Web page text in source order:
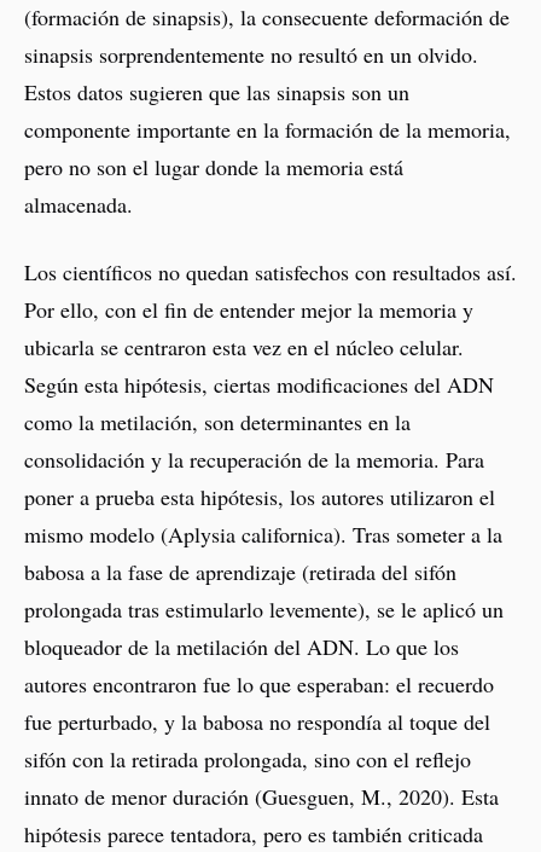
(formación de sinapsis), la consecuente deformación de
sinapsis sorprendentemente no resultó en un olvido.
Estos datos sugieren que las sinapsis son un
componente importante en la formación de la memoria,
pero no son el lugar donde la memoria está
almacenada.
Los científicos no quedan satisfechos con resultados así.
Por ello, con el fin de entender mejor la memoria y
ubicarla se centraron esta vez en el núcleo celular.
Según esta hipótesis, ciertas modificaciones del ADN
como la metilación, son determinantes en la
consolidación y la recuperación de la memoria. Para
poner a prueba esta hipótesis, los autores utilizaron el
mismo modelo (Aplysia californica). Tras someter a la
babosa a la fase de aprendizaje (retirada del sifón
prolongada tras estimularlo levemente), se le aplicó un
bloqueador de la metilación del ADN. Lo que los
autores encontraron fue lo que esperaban: el recuerdo
fue perturbado, y la babosa no respondía al toque del
sifón con la retirada prolongada, sino con el reflejo
innato de menor duración (Guesguen, M., 2020). Esta
hipótesis parece tentadora, pero es también criticada